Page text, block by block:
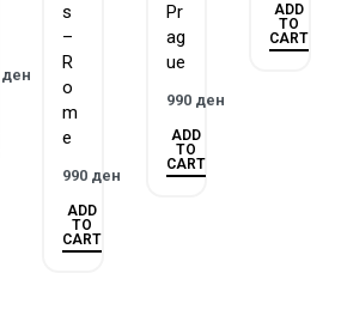
ден
s
–
R
o
m
e
990 ден
ADD
TO
CART
Pr
ag
ue
990 ден
ADD
TO
CART
ADD
TO
CART